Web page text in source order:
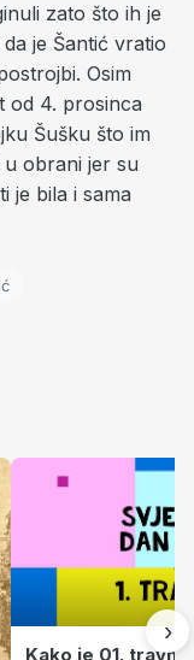
zato što ih je
je Šantić vratio
Osim
od 4. prosinca
Šušku što im
obrani jer su
je bila i sama
Kako je 01.
›